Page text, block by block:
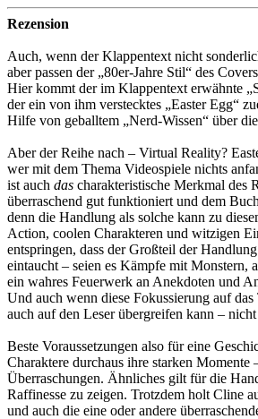
Rezension
Auch, wenn der Klappentext nicht
aber passen der „80er-Jahre Stil“ des
Hier kommt der im Klappentext erwähnte
der ein von ihm verstecktes „Easter Egg“
Hilfe von geballtem „Nerd-Wissen“ über
Aber der Reihe nach – Virtual Reality?
wer mit dem Thema Videospiele nichts
ist auch das charakteristische Merkmal des
überraschend gut funktioniert und dem
denn die Handlung als solche kann zu
Action, coolen Charakteren und witzigen
entspringen, dass der Großteil der
eintaucht – seien es Kämpfe mit
ein wahres Feuerwerk an Anekdoten und
Und auch wenn diese Fokussierung auf
auch auf den Leser übergreifen kann –
Beste Voraussetzungen also für eine
Charaktere durchaus ihre starken
Überraschungen. Ähnliches gilt für die
Raffinesse zu zeigen. Trotzdem holt Cline
und auch die eine oder andere